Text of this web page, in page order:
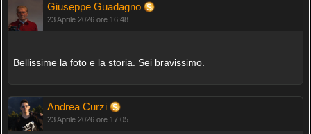
Giuseppe Guadagno
23 Aprile 2026 ore 16:48
Bellissime la foto e la storia. Sei bravissimo.
Andrea Curzi
23 Aprile 2026 ore 17:05